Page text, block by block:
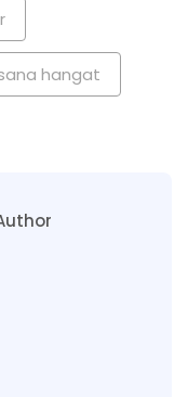
hangat